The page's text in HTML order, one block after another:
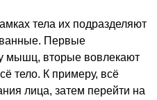
тела их подразделяют
Первые
мышц, вторые вовлекают
тело. К примеру, всё
лица, затем перейти на